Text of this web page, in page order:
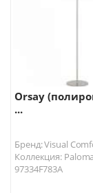
Orsay
...
Бренд: Visual
Коллекция:
97334F783A